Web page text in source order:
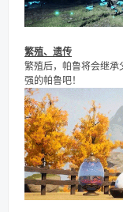
繁殖、遗传
繁殖后，帕鲁将会继承
强的帕鲁吧！